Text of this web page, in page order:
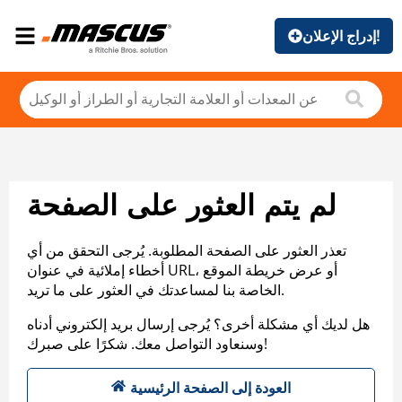
إدراج الإعلان!
لم يتم العثور على الصفحة
تعذر العثور على الصفحة المطلوبة. يُرجى التحقق من أي
أخطاء إملائية في عنوان URL، أو عرض خريطة الموقع
الخاصة بنا لمساعدتك في العثور على ما تريد.
هل لديك أي مشكلة أخرى؟ يُرجى إرسال بريد إلكتروني أدناه
وسنعاود التواصل معك. شكرًا على صبرك!
العودة إلى الصفحة الرئيسية